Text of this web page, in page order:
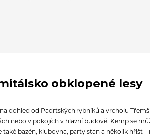
obklopené lesy
dohled od Padrťských rybníků a vrcholu
nebo v pokojích v hlavní budově. Kemp se
bazén, klubovna, party stan a několik hřišť